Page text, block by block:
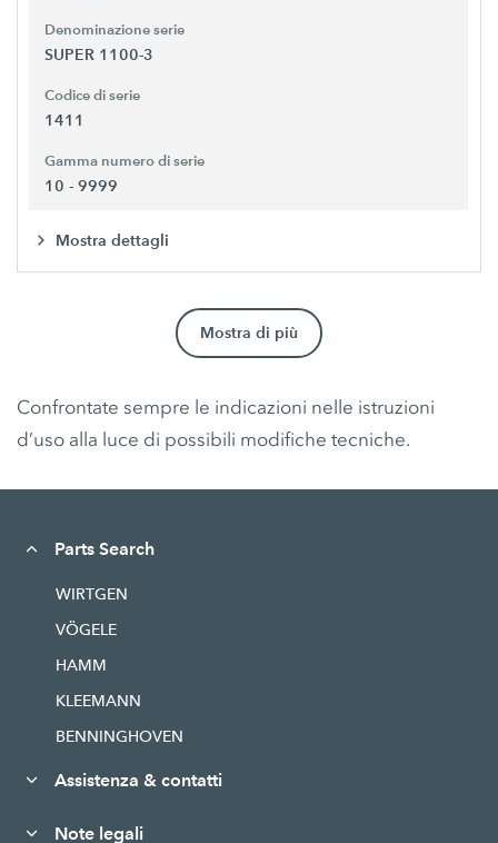
Denominazione serie
SUPER 1100-3
Codice di serie
1411
Gamma numero di serie
10 - 9999
Mostra dettagli
Mostra di più
Confrontate sempre le indicazioni nelle istruzioni
d’uso alla luce di possibili modifiche tecniche.
Parts Search
WIRTGEN
VÖGELE
HAMM
KLEEMANN
BENNINGHOVEN
Assistenza & contatti
Note legali